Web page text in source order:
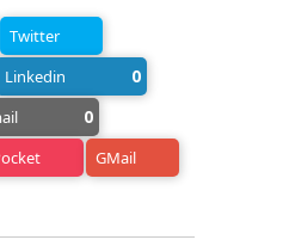
Twitter
Linkedin 0
0
GMail